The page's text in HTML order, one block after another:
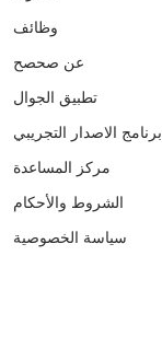
وظائف
عن صحصح
تطبيق الجوال
برنامج الاصدار التجريبي
مركز المساعدة
الشروط والأحكام
سياسة الخصوصية